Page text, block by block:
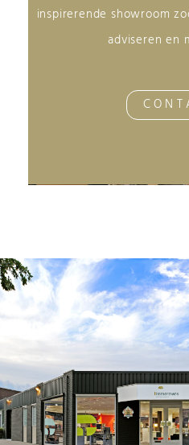
inspirerende showroom
adviseren en